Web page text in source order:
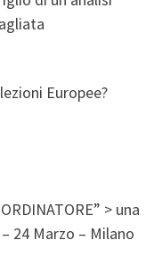
Europee?
> una
24 Marzo – Milano